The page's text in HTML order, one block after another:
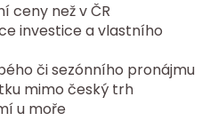
ceny než v ČR
investice a vlastního
či sezónního pronájmu
mimo český trh
u moře